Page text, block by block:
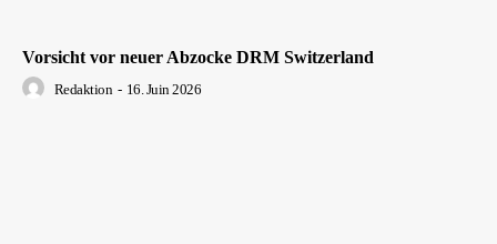
Vorsicht vor neuer Abzocke DRM Switzerland
Redaktion - 16. Juin 2026